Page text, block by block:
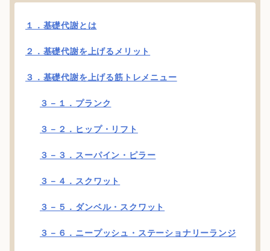
１．基礎代謝とは
２．基礎代謝を上げるメリット
３．基礎代謝を上げる筋トレメニュー
３－１．プランク
３－２．ヒップ・リフト
３－３．スーパイン・ピラー
３－４．スクワット
３－５．ダンベル・スクワット
３－６．ニープッシュ・ステーショナリーランジ